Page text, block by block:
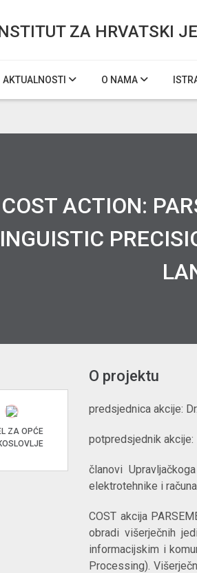
ZA HRVATSKI
AKTUALNOSTI O NAMA
COST ACTION:
ZA OPĆE
O projektu
predsjednica akcije:
potpredsjednik
članovi
elektrotehnike i
COST akcija
obradi višerječnih
informacijskim i
Processing).